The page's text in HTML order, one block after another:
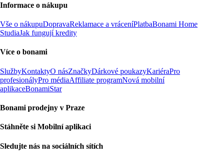
Informace o nákupu
Vše o nákupuDopravaReklamace a vráceníPlatbaBonami Home
StudiaJak fungují kredity
Více o bonami
SlužbyKontaktyO násZnačkyDárkové poukazyKariéraPro
profesionályPro médiaAffiliate programNová mobilní
aplikaceBonamiStar
Bonami prodejny v Praze
Stáhněte si Mobilní aplikaci
Sledujte nás na sociálních sítích